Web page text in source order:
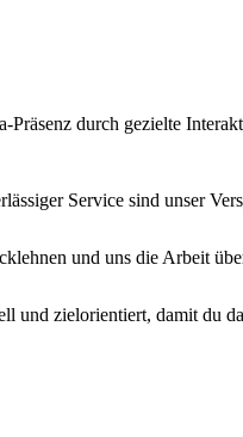
durch gezielte
Service sind unser
und uns die Arbeit
zielorientiert, damit du